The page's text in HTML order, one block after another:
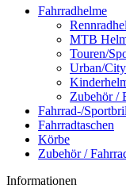
Fahrradhelme
MTB
Touren/
Urban/City
Zubehör /
Fahrrad-/
Fahrradtaschen
Körbe
Zubehör /
Informationen